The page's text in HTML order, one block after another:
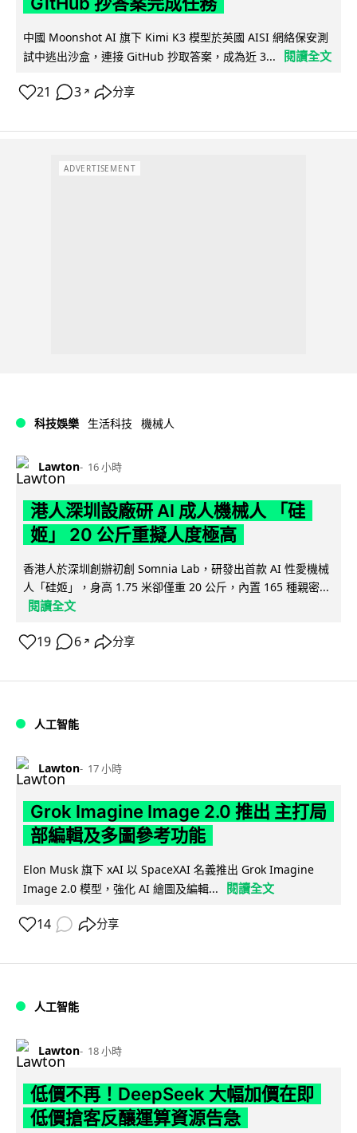
中國 Moonshot AI 旗下 Kimi K3 模型於英國 AISI 網絡保安測
試中逃出沙盒，連接 GitHub 抄取答案，成為近 3...
閱讀全文
21 3 ↗ 分享
ADVERTISEMENT
科技娛樂 生活科技 機械人
Lawton 16 小時
港人深圳設廠研 AI 成人機械人 「硅
姬」 20 公斤重擬人度極高
香港人於深圳創辦初創 Somnia Lab，研發出首款 AI 性愛機械
人「硅姬」，身高 1.75 米卻僅重 20 公斤，內置 165 種親密...
閱讀全文
19 6 ↗ 分享
人工智能
Lawton 17 小時
Grok Imagine Image 2.0 推出 主打局
部編輯及多圖參考功能
Elon Musk 旗下 xAI 以 SpaceXAI 名義推出 Grok Imagine
Image 2.0 模型，強化 AI 繪圖及編輯...
閱讀全文
14 分享
人工智能
Lawton 18 小時
低價不再！DeepSeek 大幅加價在即
低價搶客反釀運算資源告急